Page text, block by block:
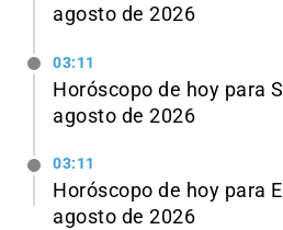
agosto de 2026
03:11
Horóscopo de hoy para
agosto de 2026
03:11
Horóscopo de hoy para
agosto de 2026